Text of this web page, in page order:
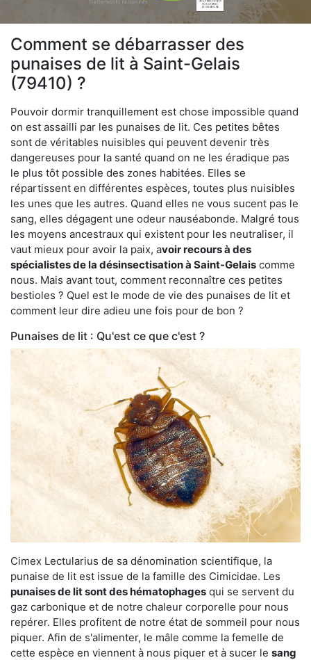
Comment se débarrasser des
punaises de lit à Saint-Gelais
(79410) ?
Pouvoir dormir tranquillement est chose impossible quand
on est assailli par les punaises de lit. Ces petites bêtes
sont de véritables nuisibles qui peuvent devenir très
dangereuses pour la santé quand on ne les éradique pas
le plus tôt possible des zones habitées. Elles se
répartissent en différentes espèces, toutes plus nuisibles
les unes que les autres. Quand elles ne vous sucent pas le
sang, elles dégagent une odeur nauséabonde. Malgré tous
les moyens ancestraux qui existent pour les neutraliser, il
vaut mieux pour avoir la paix, avoir recours à des
spécialistes de la désinsectisation à Saint-Gelais comme
nous. Mais avant tout, comment reconnaître ces petites
bestioles ? Quel est le mode de vie des punaises de lit et
comment leur dire adieu une fois pour de bon ?
Punaises de lit : Qu'est ce que c'est ?
Cimex Lectularius de sa dénomination scientifique, la
punaise de lit est issue de la famille des Cimicidae. Les
punaises de lit sont des hématophages qui se servent du
gaz carbonique et de notre chaleur corporelle pour nous
repérer. Elles profitent de notre état de sommeil pour nous
piquer. Afin de s'alimenter, le mâle comme la femelle de
cette espèce en viennent à nous piquer et à sucer le sang